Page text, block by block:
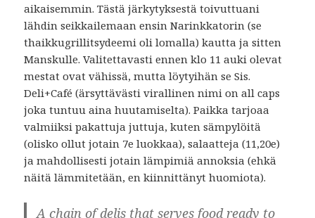
aikaisemmin. Tästä järkytyksestä toivuttuani
lähdin seikkailemaan ensin Narinkkatorin (se
thaikkugrillitsydeemi oli lomalla) kautta ja sitten
Manskulle. Valitettavasti ennen klo 11 auki olevat
mestat ovat vähissä, mutta löytyihän se Sis.
Deli+Café (ärsyttävästi virallinen nimi on all caps
joka tuntuu aina huutamiselta). Paikka tarjoaa
valmiiksi pakattuja juttuja, kuten sämpylöitä
(olisko ollut jotain 7e luokkaa), salaatteja (11,20e)
ja mahdollisesti jotain lämpimiä annoksia (ehkä
näitä lämmitetään, en kiinnittänyt huomiota).
A chain of delis that serves food ready to